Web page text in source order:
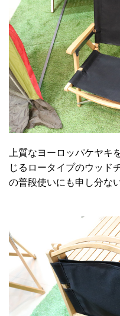
上質なヨーロッパケヤキ
じるロータイプのウッド
の普段使いにも申し分な